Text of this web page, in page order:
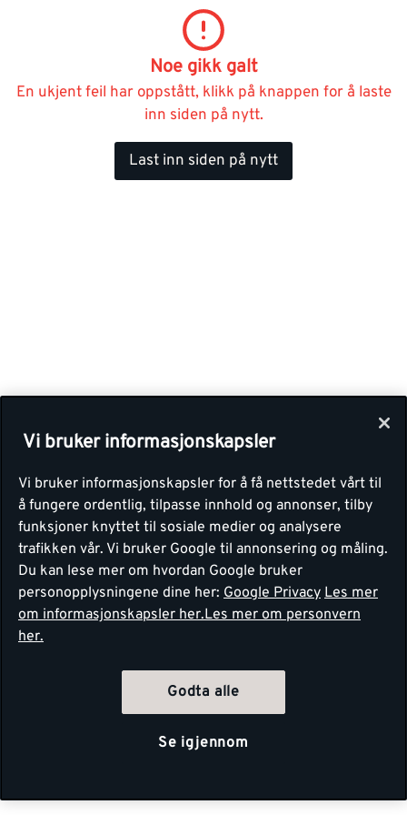
Noe gikk galt
En ukjent feil har oppstått, klikk på knappen for å laste
inn siden på nytt.
Last inn siden på nytt
Vi bruker informasjonskapsler
Vi bruker informasjonskapsler for å få nettstedet vårt til
å fungere ordentlig, tilpasse innhold og annonser, tilby
funksjoner knyttet til sosiale medier og analysere
trafikken vår. Vi bruker Google til annonsering og måling.
Du kan lese mer om hvordan Google bruker
personopplysningene dine her: Google Privacy Les mer
om informasjonskapsler her.Les mer om personvern
her.
Godta alle
Se igjennom